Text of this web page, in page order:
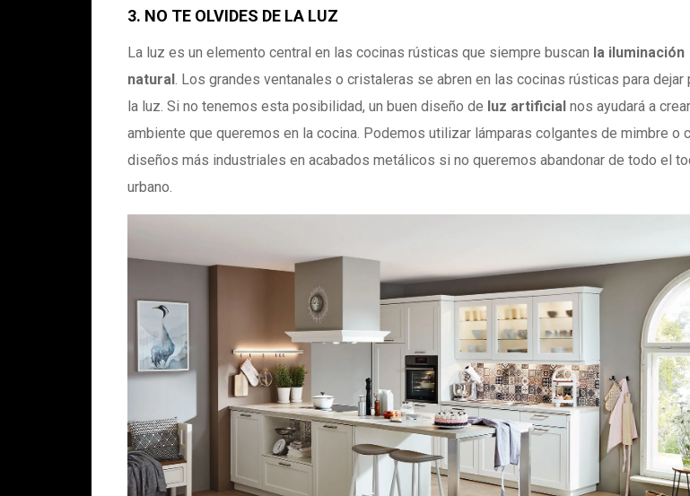
3. NO TE OLVIDES DE LA LUZ
La luz es un elemento central en las cocinas rústicas que siempre buscan la iluminación
natural . Los grandes ventanales o cristaleras se abren en las cocinas rústicas para dejar
la luz. Si no tenemos esta posibilidad, un buen diseño de luz artificial nos ayudará a
ambiente que queremos en la cocina. Podemos utilizar lámparas colgantes de mimbre o
diseños más industriales en acabados metálicos si no queremos abandonar de todo el
urbano.